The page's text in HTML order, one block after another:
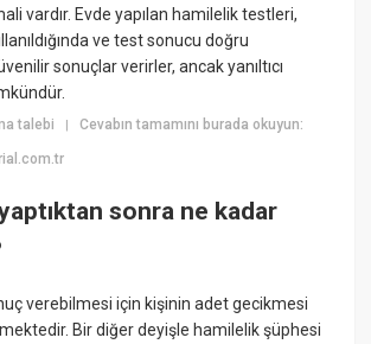
vardır. Evde yapılan hamilelik testleri,
ve test sonucu doğru
sonuçlar verirler, ancak yanıltıcı
talebi |Cevabın tamamını burada okuyun:
sonra ne kadar
verebilmesi için kişinin adet gecikmesi
Bir diğer deyişle hamilelik şüphesi